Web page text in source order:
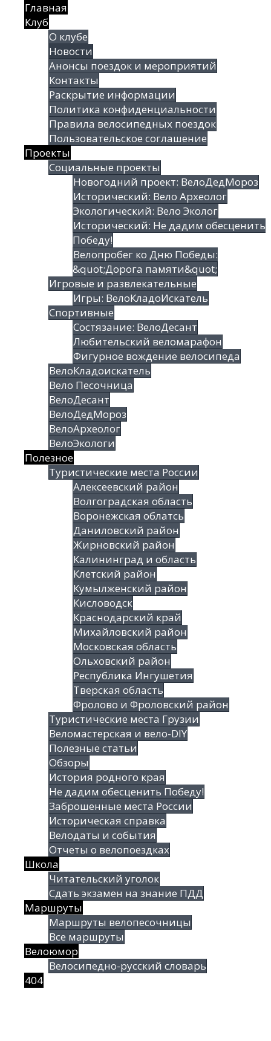
Главная
Клуб
О клубе
Новости
Анонсы поездок и мероприятий
Контакты
Раскрытие информации
Политика конфиденциальности
Правила велосипедных поездок
Пользовательское соглашение
Проекты
Социальные проекты
Новогодний проект: ВелоДедМороз
Исторический: Вело Археолог
Экологический: Вело Эколог
Исторический: Не дадим обесценить
Победу!
Велопробег ко Дню Победы:
&quot;Дорога памяти&quot;
Игровые и развлекательные
Игры: ВелоКладоИскатель
Спортивные
Состязание: ВелоДесант
Любительский веломарафон
Фигурное вождение велосипеда
ВелоКладоискатель
Вело Песочница
ВелоДесант
ВелоДедМороз
ВелоАрхеолог
ВелоЭкологи
Полезное
Туристические места России
Алексеевский район
Волгоградская облаcть
Воронежская облатсь
Даниловский район
Жирновский район
Калининград и область
Клетский район
Кумылженский район
Кисловодск
Краснодарский край
Михайловский район
Московская область
Ольховский район
Республика Ингушетия
Тверская область
Фролово и Фроловский район
Туристические места Грузии
Веломастерская и вело-DIY
Полезные статьи
Обзоры
История родного края
Не дадим обесценить Победу!
Заброшенные места России
Историческая справка
Велодаты и события
Отчеты о велопоездках
Школа
Читательский уголок
Сдать экзамен на знание ПДД
Маршруты
Маршруты велопесочницы
Все маршруты
Велоюмор
Велосипедно-русский словарь
404